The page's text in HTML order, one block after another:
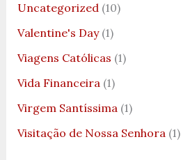
Uncategorized(10)
Valentine's Day(1)
Viagens Católicas (1)
Vida Financeira(1)
Virgem Santíssima(1)
Visitação de Nossa Senhora(1)